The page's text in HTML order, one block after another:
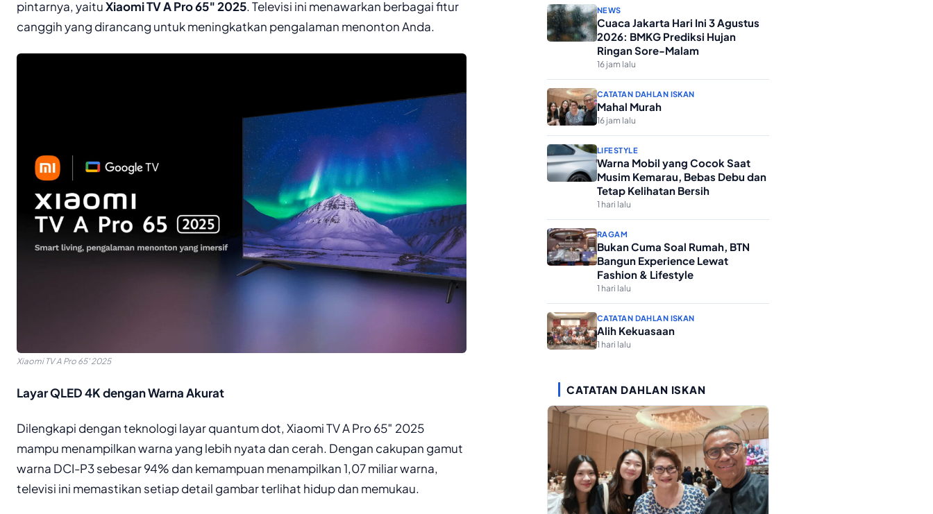
pintarnya, yaituXiaomi TV A Pro 65″ 2025. Televisi ini menawarkan berbagai fitur
canggih yang dirancang untuk meningkatkan pengalaman menonton Anda.
Xiaomi TV A Pro 65′ 2025
Layar QLED 4K dengan Warna Akurat
Dilengkapi dengan teknologi layar quantum dot, Xiaomi TV A Pro 65″ 2025
mampu menampilkan warna yang lebih nyata dan cerah. Dengan cakupan gamut
warna DCI-P3 sebesar 94% dan kemampuan menampilkan 1,07 miliar warna,
televisi ini memastikan setiap detail gambar terlihat hidup dan memukau.
NEWS
Cuaca Jakarta Hari Ini 3 Agustus
2026: BMKG Prediksi Hujan
Ringan Sore-Malam
16 jam lalu
CATATAN DAHLAN ISKAN
Mahal Murah
16 jam lalu
LIFESTYLE
Warna Mobil yang Cocok Saat
Musim Kemarau, Bebas Debu dan
Tetap Kelihatan Bersih
1 hari lalu
RAGAM
Bukan Cuma Soal Rumah, BTN
Bangun Experience Lewat
Fashion & Lifestyle
1 hari lalu
CATATAN DAHLAN ISKAN
Alih Kekuasaan
1 hari lalu
CATATAN DAHLAN ISKAN